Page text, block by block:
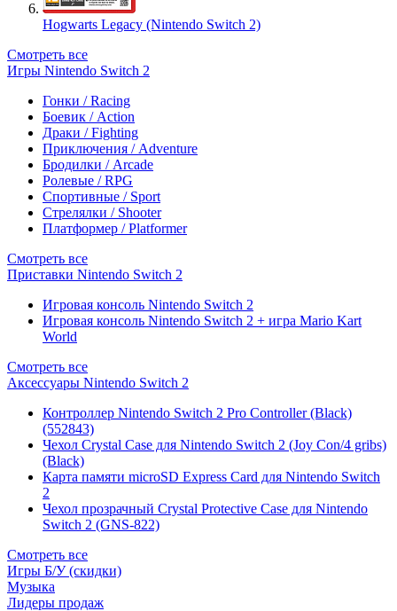
Hogwarts Legacy (Nintendo Switch 2)
Смотреть все
Игры Nintendo Switch 2
Гонки / Racing
Боевик / Action
Драки / Fighting
Приключения / Adventure
Бродилки / Arcade
Ролевые / RPG
Спортивные / Sport
Стрелялки / Shooter
Платформер / Platformer
Смотреть все
Приставки Nintendo Switch 2
Игровая консоль Nintendo Switch 2
Игровая консоль Nintendo Switch 2 + игра Mario Kart
World
Смотреть все
Аксессуары Nintendo Switch 2
Контроллер Nintendo Switch 2 Pro Controller (Black)
(552843)
Чехол Сrystal Сase для Nintendo Switch 2 (Joy Con/4 gribs)
(Black)
Карта памяти microSD Express Card для Nintendo Switch
2
Чехол прозрачный Crystal Protective Case для Nintendo
Switch 2 (GNS-822)
Смотреть все
Игры Б/У (скидки)
Музыка
Лидеры продаж